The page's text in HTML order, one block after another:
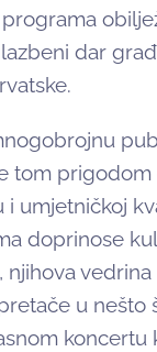
dar
tom
umjetničkoj
doprinose
njihova
u nešto
koncertu